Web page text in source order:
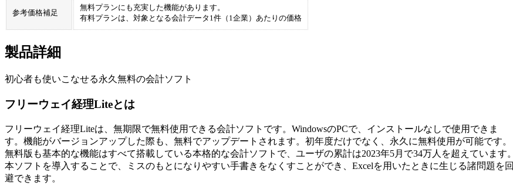
参考価格補足
無料プランにも充実した機能があります。
有料プランは、対象となる会計データ1件（1企業）あたりの価格
製品詳細
初心者も使いこなせる永久無料の会計ソフト
フリーウェイ経理Liteとは
フリーウェイ経理Liteは、無期限で無料使用できる会計ソフトです。WindowsのPCで、インストールなしで使用できま
す。機能がバージョンアップした際も、無料でアップデートされます。初年度だけでなく、永久に無料使用が可能です。
無料版も基本的な機能はすべて搭載している本格的な会計ソフトで、ユーザの累計は2023年5月で34万人を超えています。
本ソフトを導入することで、ミスのもとになりやすい手書きをなくすことができ、Excelを用いたときに生じる諸問題を回
避できます。